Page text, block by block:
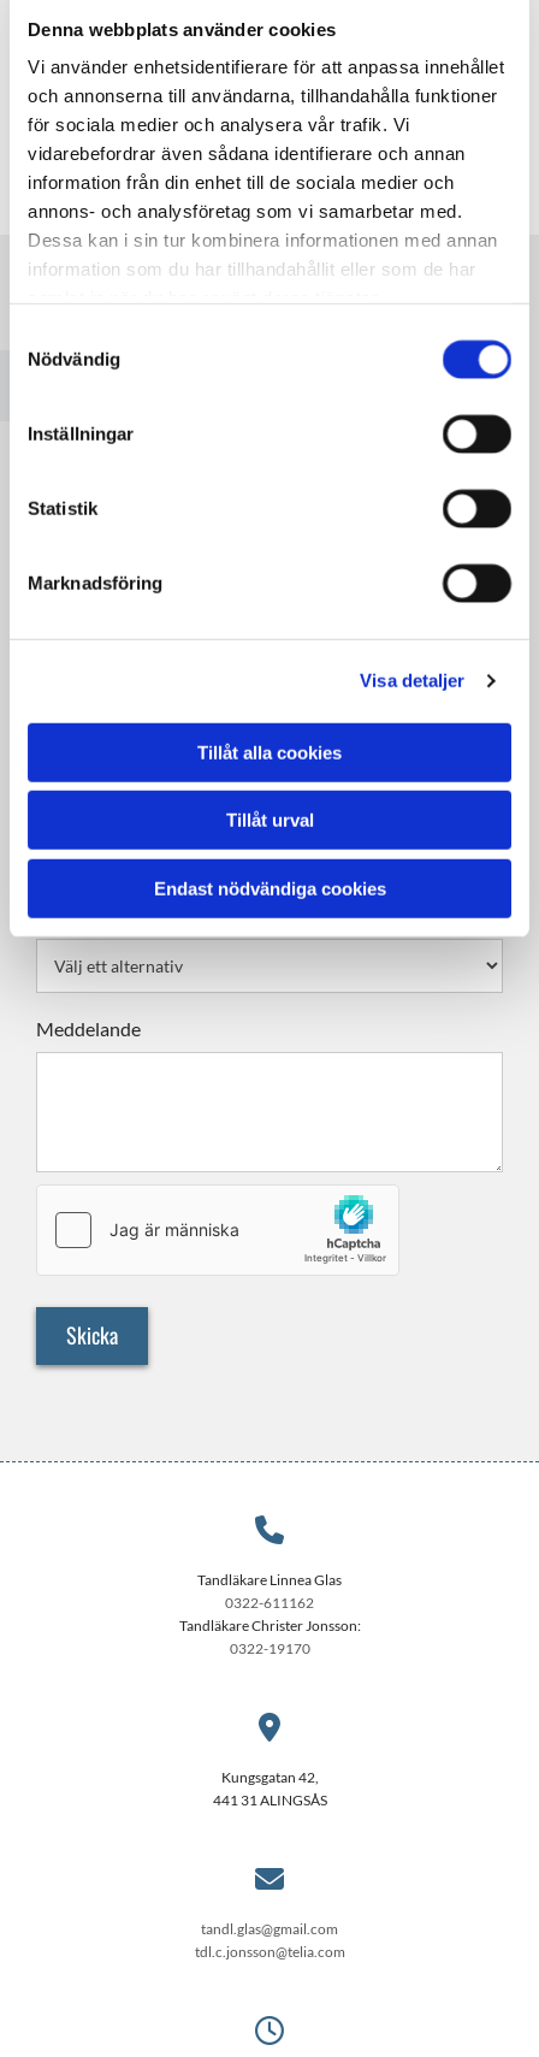
Denna webbplats använder cookies
Vi använder enhetsidentifierare för att anpassa innehållet
och annonserna till användarna, tillhandahålla funktioner
för sociala medier och analysera vår trafik. Vi
vidarebefordrar även sådana identifierare och annan
information från din enhet till de sociala medier och
annons- och analysföretag som vi samarbetar med.
Dessa kan i sin tur kombinera informationen med annan
information som du har tillhandahållit eller som de har
Nödvändig
Inställningar
Statistik
Marknadsföring
Visa detaljer
Tillåt alla cookies
Tillåt urval
Endast nödvändiga cookies
Ange vilken tandläkare du vill komma i kontakt med:
Meddelande

Tandläkare Linnea Glas
0322-611162
Tandläkare Christer Jonsson:
0322-19170

Kungsgatan 42,
441 31 ALINGSÅS

tandl.glas@gmail.com
tdl.c.jonsson@telia.com
